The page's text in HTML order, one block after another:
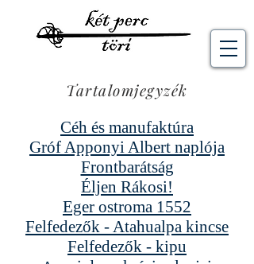
Tartalomjegyzék
Céh és manufaktúra
Gróf Apponyi Albert naplója
Frontbarátság
Éljen Rákosi!
Eger ostroma 1552
Felfedezők - Atahualpa kincse
Felfedezők - kipu